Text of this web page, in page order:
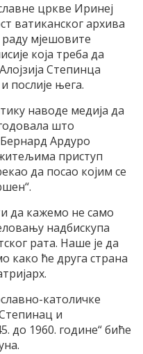
цркве Иринеј
ватиканског архива
мјешовите
која треба да
Степинца
послије њега.
наводе медија да
што
Ардуро
приступ
да посао којим се
да кажемо не само
надбискупа
рата. Наше је да
како ће друга страна
католичке
и
до 1960. године“ биће